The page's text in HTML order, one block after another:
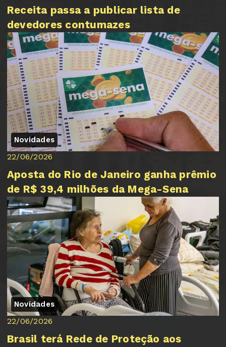
Receita passa a publicar lista de
devedores contumazes
Novidades
22/06/2026
Aposta do Rio de Janeiro ganha prêmio
de R$ 39,4 milhões da Mega-Sena
Novidades
22/06/2026
Brasil terá Rede de Proteção aos